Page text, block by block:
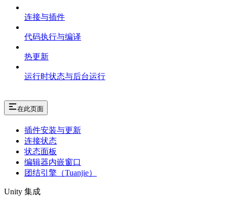
连接与插件
代码执行与编译
热更新
运行时状态与后台运行
在此页面
插件安装与更新
连接状态
状态面板
编辑器内嵌窗口
团结引擎（Tuanjie）
Unity 集成